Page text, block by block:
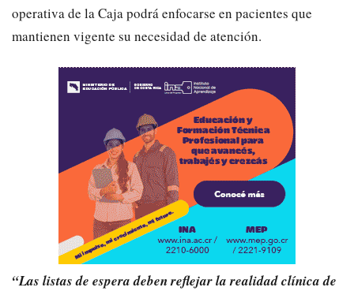
operativa de la Caja podrá enfocarse en pacientes que
mantienen vigente su necesidad de atención.
​“Las listas de espera deben reflejar la realidad clínica de